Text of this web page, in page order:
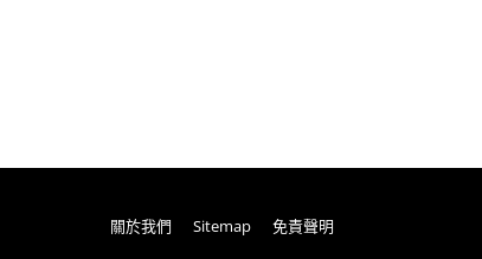
關於我們 Sitemap 免責聲明